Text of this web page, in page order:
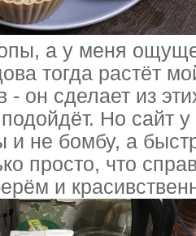
а у меня
тогда растёт
- он сделает из
Но сайт
и не бомбу, а
просто, что
и